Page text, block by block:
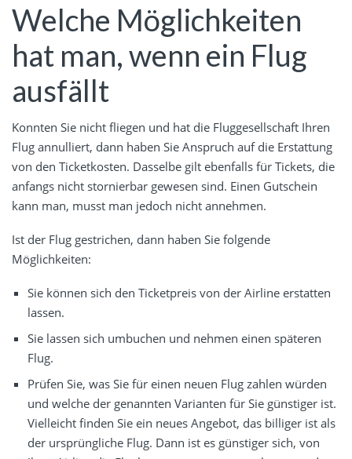
Welche Möglichkeiten
hat man, wenn ein Flug
ausfällt
Konnten Sie nicht fliegen und hat die Fluggesellschaft Ihren
Flug annulliert, dann haben Sie Anspruch auf die Erstattung
von den Ticketkosten. Dasselbe gilt ebenfalls für Tickets, die
anfangs nicht stornierbar gewesen sind. Einen Gutschein
kann man, musst man jedoch nicht annehmen.
Ist der Flug gestrichen, dann haben Sie folgende
Möglichkeiten:
Sie können sich den Ticketpreis von der Airline erstatten
lassen.
Sie lassen sich umbuchen und nehmen einen späteren
Flug.
Prüfen Sie, was Sie für einen neuen Flug zahlen würden
und welche der genannten Varianten für Sie günstiger ist.
Vielleicht finden Sie ein neues Angebot, das billiger ist als
der ursprüngliche Flug. Dann ist es günstiger sich, von